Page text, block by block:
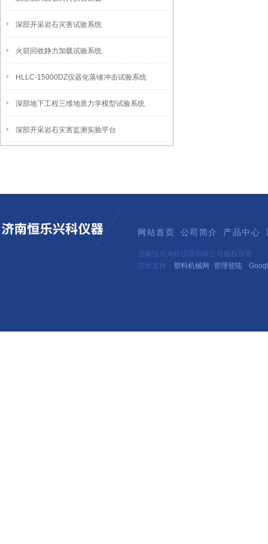
深部开采岩石灾害试验系统
火箭回收静力加载试验系统
HLLC-15000DZ仪器化落锤冲击试验系统
深部地下工程三维地质力学模型试验系统
深部开采岩石灾害监测实验平台
网站首页 公司简介 产品中心
济南恒乐兴科仪器有限公司版权所有
技术支持： 塑料机械网 管理登陆